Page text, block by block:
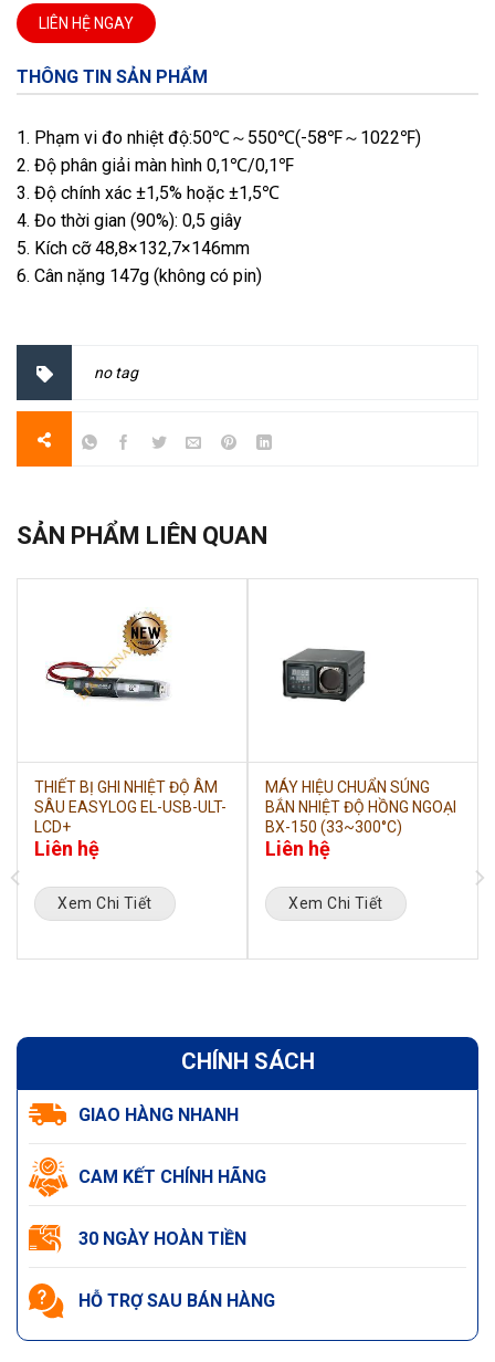
LIÊN HỆ NGAY
THÔNG TIN SẢN PHẨM
1. Phạm vi đo nhiệt độ:50℃～550℃(-58℉～1022℉)
2. Độ phân giải màn hình 0,1℃/0,1℉
3. Độ chính xác ±1,5% hoặc ±1,5℃
4. Đo thời gian (90%): 0,5 giây
5. Kích cỡ 48,8×132,7×146mm
6. Cân nặng 147g (không có pin)
no tag
SẢN PHẨM LIÊN QUAN
THIẾT BỊ GHI NHIỆT ĐỘ ÂM
SÂU EASYLOG EL-USB-ULT-
LCD+
Liên hệ
Xem Chi Tiết
MÁY HIỆU CHUẨN SÚNG
BẮN NHIỆT ĐỘ HỒNG NGOẠI
BX-150 (33~300°C)
Liên hệ
Xem Chi Tiết
CHÍNH SÁCH
GIAO HÀNG NHANH
CAM KẾT CHÍNH HÃNG
30 NGÀY HOÀN TIỀN
HỖ TRỢ SAU BÁN HÀNG